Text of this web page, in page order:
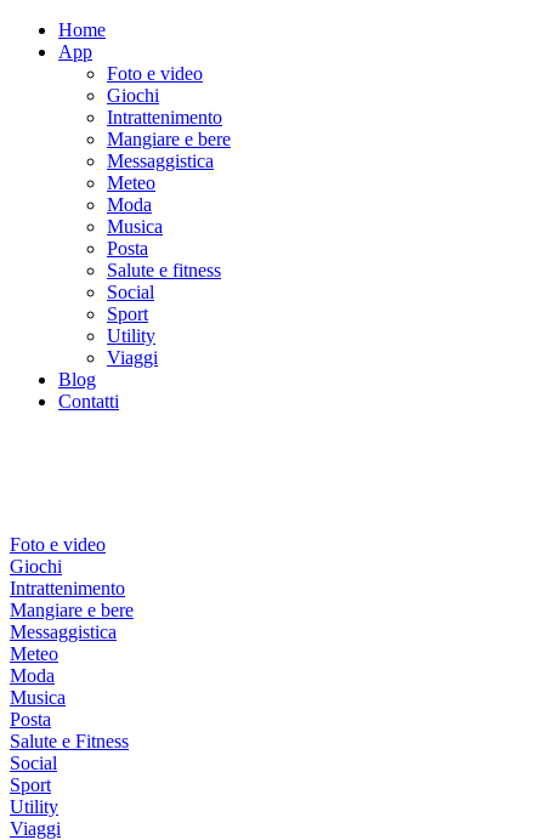
Home
App
Foto e video
Giochi
Intrattenimento
Mangiare e bere
Messaggistica
Meteo
Moda
Musica
Posta
Salute e fitness
Social
Sport
Utility
Viaggi
Blog
Contatti
Foto e video
Giochi
Intrattenimento
Mangiare e bere
Messaggistica
Meteo
Moda
Musica
Posta
Salute e Fitness
Social
Sport
Utility
Viaggi